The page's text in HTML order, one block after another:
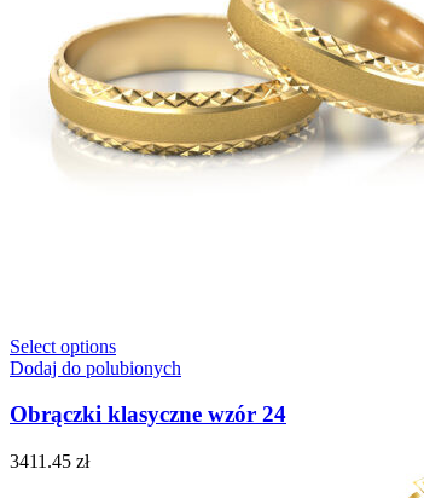
Select options
Dodaj do polubionych
Obrączki klasyczne wzór 24
3411.45 zł